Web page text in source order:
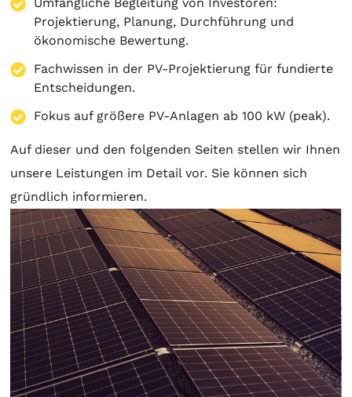
Projektierung, Planung, Durchführung und
ökonomische Bewertung.
Fachwissen in der PV-Projektierung für fundierte
Entscheidungen.
Fokus auf größere PV-Anlagen ab 100 kW (peak).
Auf dieser und den folgenden Seiten stellen wir Ihnen
unsere Leistungen im Detail vor. Sie können sich
gründlich informieren.